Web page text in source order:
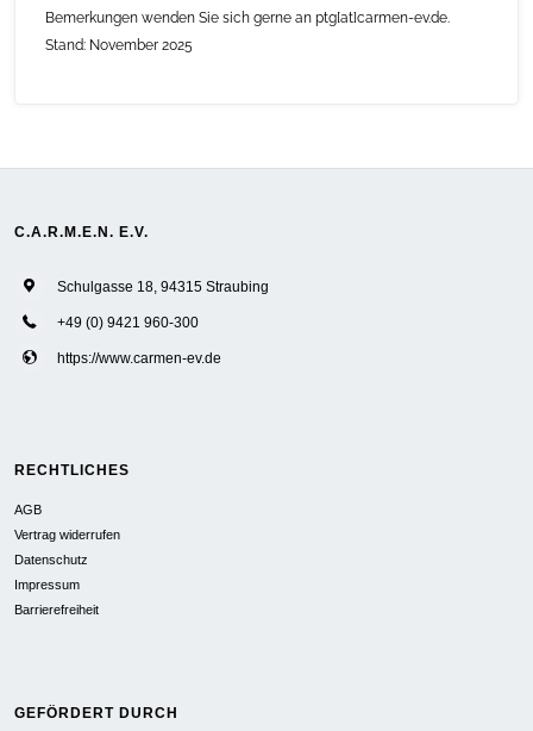
Bemerkungen wenden Sie sich gerne an ptg[at]carmen-ev.de.
Stand: November 2025
C.A.R.M.E.N. E.V.
Schulgasse 18, 94315 Straubing
+49 (0) 9421 960-300
https://www.carmen-ev.de
RECHTLICHES
AGB
Vertrag widerrufen
Datenschutz
Impressum
Barrierefreiheit
GEFÖRDERT DURCH